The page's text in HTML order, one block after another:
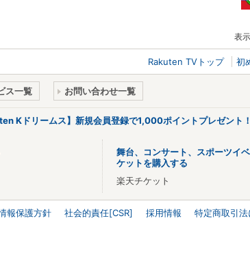
表
Rakuten TVトップ 初
ス一覧 お問い合わせ一覧
Kドリームス】新規会員登録で1,000ポイントプレゼント！
舞台、コンサート、スポーツイ
ケットを購入する
楽天チケット
報保護方針 社会的責任[CSR] 採用情報
特定商取引